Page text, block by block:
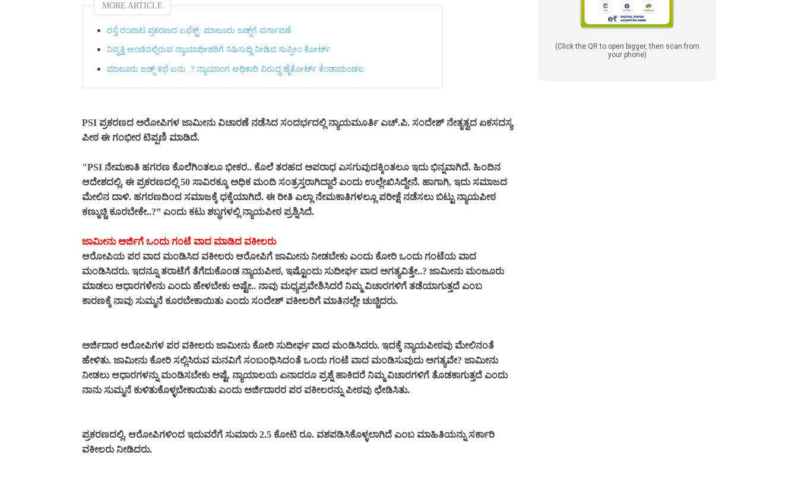
MORE ARTICLE
ರಸ್ತೆ ರಂಪಾಟ ಪ್ರಕರಣದ ಎಫೆಕ್ಟ್‌: ಮಾಲೂರು ಜಡ್ಜ್‌ಗೆ ವರ್ಗಾವಣೆ
ನಿವೃತ್ತಿ ಅಂಚಿನಲ್ಲಿರುವ ನ್ಯಾಯಾಧೀಶರಿಗೆ ಸಿಹಿಸುದ್ದಿ ನೀಡಿದ ಸುಪ್ರೀಂ ಕೋರ್ಟ್‌
ಮಾಲೂರು ಜಡ್ಜ್‌ ಕಥೆ ಏನು..? ನ್ಯಾಯಾಂಗ ಅಧಿಕಾರಿ ವಿರುದ್ಧ ಹೈಕೋರ್ಟ್ ಕೆಂಡಾಮಂಡಲ
PSI ಪ್ರಕರಣದ ಅರೋಪಿಗಳ ಜಾಮೀನು ವಿಚಾರಣೆ ನಡೆಸಿದ ಸಂದರ್ಭದಲ್ಲಿ ನ್ಯಾಯಮೂರ್ತಿ ಎಚ್.ಪಿ. ಸಂದೇಶ್ ನೇತೃತ್ವದ ಏಕಸದಸ್ಯ
ಪೀಠ ಈ ಗಂಭೀರ ಟಿಪ್ಪಣಿ ಮಾಡಿದೆ.
"PSI ನೇಮಕಾತಿ ಹಗರಣ ಕೊಲೆಗಿಂತಲೂ ಭೀಕರ.. ಕೊಲೆ ತರಹದ ಅಪರಾಧ ಎಸಗುವುದಕ್ಕಿಂತಲೂ ಇದು ಭಿನ್ನವಾಗಿದೆ. ಹಿಂದಿನ
ಆದೇಶದಲ್ಲಿ, ಈ ಪ್ರಕರಣದಲ್ಲಿ 50 ಸಾವಿರಕ್ಕೂ ಅಧಿಕ ಮಂದಿ ಸಂತ್ರಸ್ತರಾಗಿದ್ದಾರೆ ಎಂದು ಉಲ್ಲೇಖಿಸಿದ್ದೇನೆ. ಹಾಗಾಗಿ, ಇದು ಸಮಾಜದ
ಮೇಲಿನ ದಾಳಿ. ಹಗರಣದಿಂದ ಸಮಾಜಕ್ಕೆ ಧಕ್ಕೆಯಾಗಿದೆ. ಈ ರೀತಿ ಎಲ್ಲಾ ನೇಮಕಾತಿಗಳಲ್ಲೂ ಪರೀಕ್ಷೆ ನಡೆಸಲು ಬಿಟ್ಟು ನ್ಯಾಯಪೀಠ
ಕಣ್ಮುಚ್ಚಿ ಕೂರಬೇಕೇ..?” ಎಂದು ಕಟು ಶಬ್ಧಗಳಲ್ಲಿ ನ್ಯಾಯಪೀಠ ಪ್ರಶ್ನಿಸಿದೆ.
ಜಾಮೀನು ಅರ್ಜಿಗೆ ಒಂದು ಗಂಟೆ ವಾದ ಮಾಡಿದ ವಕೀಲರು
ಆರೋಪಿಯ ಪರ ವಾದ ಮಂಡಿಸಿದ ವಕೀಲರು ಆರೋಪಿಗೆ ಜಾಮೀನು ನೀಡಬೇಕು ಎಂದು ಕೋರಿ ಒಂದು ಗಂಟೆಯ ವಾದ
ಮಂಡಿಸಿದರು. ಇದನ್ನೂ ತರಾಟೆಗೆ ತೆಗೆದುಕೊಂಡ ನ್ಯಾಯಪೀಠ, ಇಷ್ಟೊಂದು ಸುದೀರ್ಘ ವಾದ ಅಗತ್ಯವಿತ್ತೇ..? ಜಾಮೀನು ಮಂಜೂರು
ಮಾಡಲು ಆಧಾರಗಳೇನು ಎಂದು ಹೇಳಬೇಕು ಅಷ್ಟೇ.. ನಾವು ಮಧ್ಯಪ್ರವೇಶಿಸಿದರೆ ನಿಮ್ಮ ವಿಚಾರಗಳಿಗೆ ತಡೆಯಾಗುತ್ತದೆ ಎಂಬ
ಕಾರಣಕ್ಕೆ ನಾವು ಸುಮ್ಮನೆ ಕೂರಬೇಕಾಯಿತು ಎಂದು ಸಂದೇಶ್ ವಕೀಲರಿಗೆ ಮಾತಿನಲ್ಲೇ ಚುಚ್ಚಿದರು.
ಅರ್ಜಿದಾರ ಆರೋಪಿಗಳ ಪರ ವಕೀಲರು ಜಾಮೀನು ಕೋರಿ ಸುದೀರ್ಘ ವಾದ ಮಂಡಿಸಿದರು. ಇದಕ್ಕೆ ನ್ಯಾಯಪೀಠವು ಮೇಲಿನಂತೆ
ಹೇಳಿತು. ಜಾಮೀನು ಕೋರಿ ಸಲ್ಲಿಸಿರುವ ಮನವಿಗೆ ಸಂಬಂಧಿಸಿದಂತೆ ಒಂದು ಗಂಟೆ ವಾದ ಮಂಡಿಸುವುದು ಅಗತ್ಯವೇ? ಜಾಮೀನು
ನೀಡಲು ಆಧಾರಗಳನ್ನು ಮಂಡಿಸಬೇಕು ಅಷ್ಟೆ. ನ್ಯಾಯಾಲಯ ಏನಾದರೂ ಪ್ರಶ್ನೆ ಹಾಕಿದರೆ ನಿಮ್ಮ ವಿಚಾರಗಳಿಗೆ ತೊಡಕಾಗುತ್ತದೆ ಎಂದು
ನಾನು ಸುಮ್ಮನೆ ಕುಳಿತುಕೊಳ್ಳಬೇಕಾಯಿತು ಎಂದು ಅರ್ಜಿದಾರರ ಪರ ವಕೀಲರನ್ನು ಪೀಠವು ಛೇಡಿಸಿತು.
ಪ್ರಕರಣದಲ್ಲಿ, ಆರೋಪಿಗಳಿಂದ ಇದುವರೆಗೆ ಸುಮಾರು 2.5 ಕೋಟಿ ರೂ. ವಶಪಡಿಸಿಕೊಳ್ಳಲಾಗಿದೆ ಎಂಬ ಮಾಹಿತಿಯನ್ನು ಸರ್ಕಾರಿ
ವಕೀಲರು ನೀಡಿದರು.
(Click the QR to open bigger, then scan from
your phone)